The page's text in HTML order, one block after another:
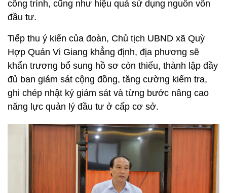
công trình, cũng như hiệu quả sử dụng nguồn vốn
đầu tư.
Tiếp thu ý kiến của đoàn, Chủ tịch UBND xã Quỳ
Hợp Quán Vi Giang khẳng định, địa phương sẽ
khẩn trương bổ sung hồ sơ còn thiếu, thành lập đầy
đủ ban giám sát cộng đồng, tăng cường kiểm tra,
ghi chép nhật ký giám sát và từng bước nâng cao
năng lực quản lý đầu tư ở cấp cơ sở.